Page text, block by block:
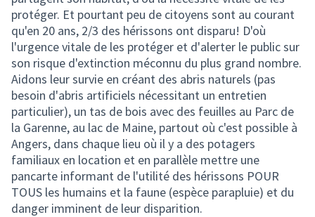
protéger. Et pourtant peu de citoyens sont au courant
qu'en 20 ans, 2/3 des hérissons ont disparu! D'où
l'urgence vitale de les protéger et d'alerter le public sur
son risque d'extinction méconnu du plus grand nombre.
Aidons leur survie en créant des abris naturels (pas
besoin d'abris artificiels nécessitant un entretien
particulier), un tas de bois avec des feuilles au Parc de
la Garenne, au lac de Maine, partout où c'est possible à
Angers, dans chaque lieu où il y a des potagers
familiaux en location et en parallèle mettre une
pancarte informant de l'utilité des hérissons POUR
TOUS les humains et la faune (espèce parapluie) et du
danger imminent de leur disparition.